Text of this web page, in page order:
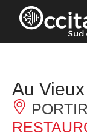
Pannello di
Au